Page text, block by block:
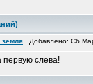
земля Добавлено: Сб
первую слева!